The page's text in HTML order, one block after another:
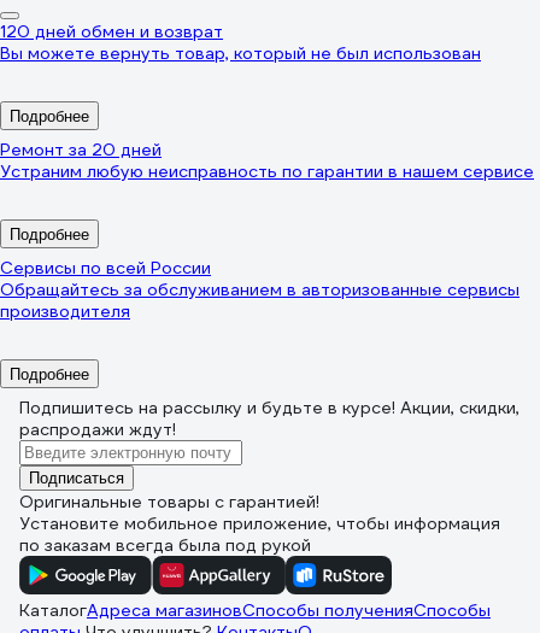
120 дней обмен и возврат
Вы можете вернуть товар, который не был использован
Подробнее
Ремонт за 20 дней
Устраним любую неисправность по гарантии в нашем сервисе
Подробнее
Сервисы по всей России
Обращайтесь за обслуживанием в авторизованные сервисы
производителя
Подробнее
Подпишитесь на рассылку и будьте в курсе! Акции, скидки,
распродажи ждут!
Подписаться
Оригинальные товары с гарантией!
Установите мобильное приложение, чтобы информация
по заказам всегда была под рукой
КаталогАдреса магазиновСпособы полученияСпособы